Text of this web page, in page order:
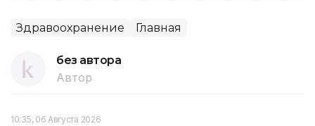
Здравоохранение Главная
без автора
Автор
10:35, 06 Августа 2026